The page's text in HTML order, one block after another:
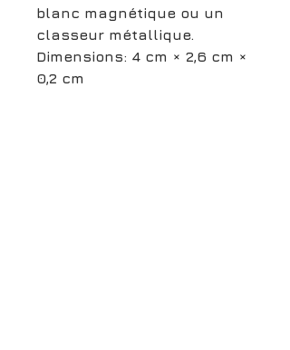
blanc magnétique ou un
classeur métallique.
Dimensions: 4 cm × 2,6 cm ×
0,2 cm